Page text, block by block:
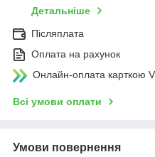
Детальніше
Післяплата
Оплата на рахунок
Онлайн-оплата карткою
Всі умови оплати
Умови повернення